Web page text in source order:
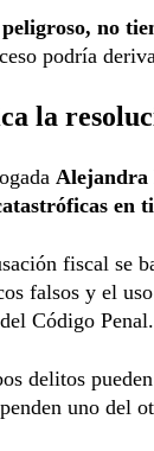
no
podría
la
Alejandra
en
fiscal se
falsos y el
Código Penal.
delitos
uno del